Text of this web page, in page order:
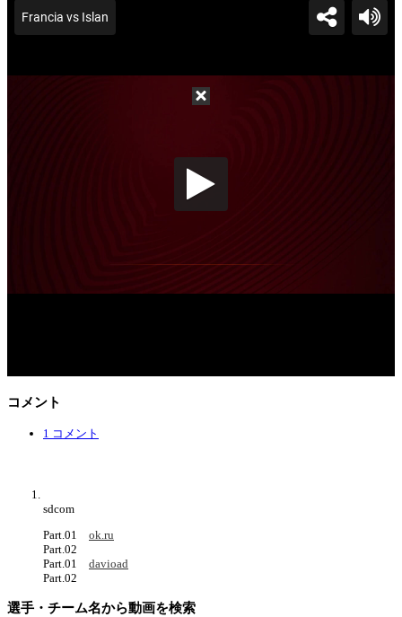
コメント
1 コメント
sdcom
Part.01 ok.ru
Part.02
Part.01 davioad
Part.02
選手・チーム名から動画を検索